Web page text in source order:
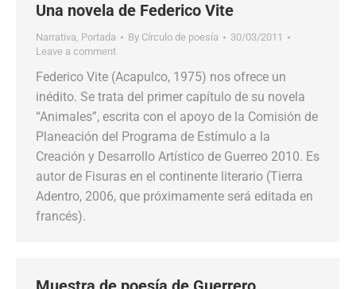
Una novela de Federico Vite
Narrativa, Portada By Círculo de poesía
30/03/2011
Leave a comment
Federico Vite (Acapulco, 1975) nos ofrece un
inédito. Se trata del primer capítulo de su novela
“Animales”, escrita con el apoyo de la Comisión de
Planeación del Programa de Estímulo a la
Creación y Desarrollo Artístico de Guerreo 2010. Es
autor de Fisuras en el continente literario (Tierra
Adentro, 2006, que próximamente será editada en
francés).